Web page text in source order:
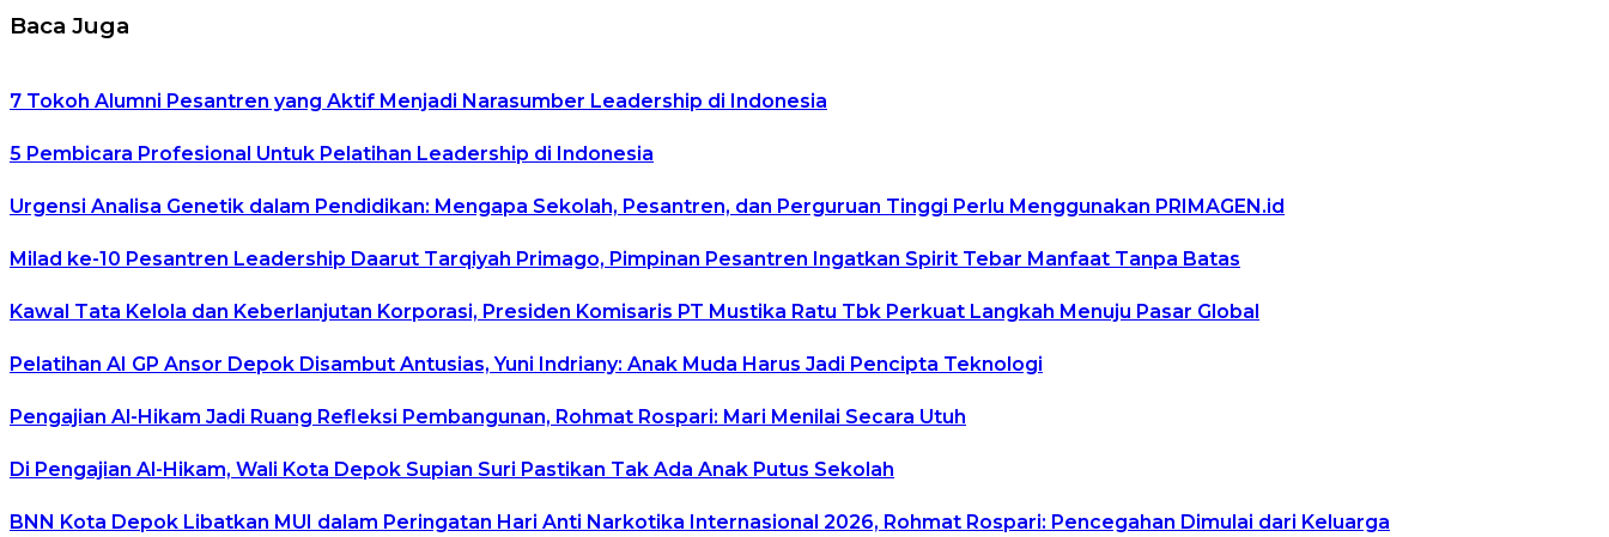
Baca Juga
7 Tokoh Alumni Pesantren yang Aktif Menjadi Narasumber Leadership di Indonesia
5 Pembicara Profesional Untuk Pelatihan Leadership di Indonesia
Urgensi Analisa Genetik dalam Pendidikan: Mengapa Sekolah, Pesantren, dan Perguruan Tinggi Perlu Menggunakan PRIMAGEN.id
Milad ke-10 Pesantren Leadership Daarut Tarqiyah Primago, Pimpinan Pesantren Ingatkan Spirit Tebar Manfaat Tanpa Batas
Kawal Tata Kelola dan Keberlanjutan Korporasi, Presiden Komisaris PT Mustika Ratu Tbk Perkuat Langkah Menuju Pasar Global
Pelatihan AI GP Ansor Depok Disambut Antusias, Yuni Indriany: Anak Muda Harus Jadi Pencipta Teknologi
Pengajian Al-Hikam Jadi Ruang Refleksi Pembangunan, Rohmat Rospari: Mari Menilai Secara Utuh
Di Pengajian Al-Hikam, Wali Kota Depok Supian Suri Pastikan Tak Ada Anak Putus Sekolah
BNN Kota Depok Libatkan MUI dalam Peringatan Hari Anti Narkotika Internasional 2026, Rohmat Rospari: Pencegahan Dimulai dari Keluarga